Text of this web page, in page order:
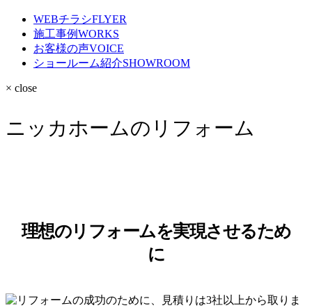
WEBチラシFLYER
施工事例WORKS
お客様の声VOICE
ショールーム紹介SHOWROOM
× close
ニッカホームのリフォーム
理想のリフォームを実現させるため
に